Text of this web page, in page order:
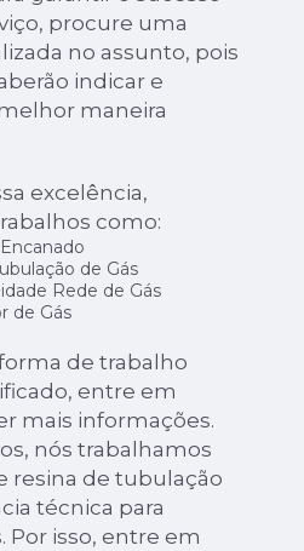
procure uma
no assunto, pois
indicar e
maneira
excelência,
como:
de Gás
Rede de Gás
de Gás
de trabalho
entre em
mais informações.
nós trabalhamos
resina de tubulação
técnica para
Por isso, entre em